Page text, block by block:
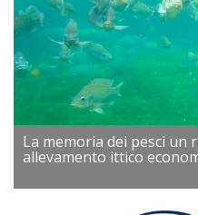
La memoria dei pesci un
allevamento ittico